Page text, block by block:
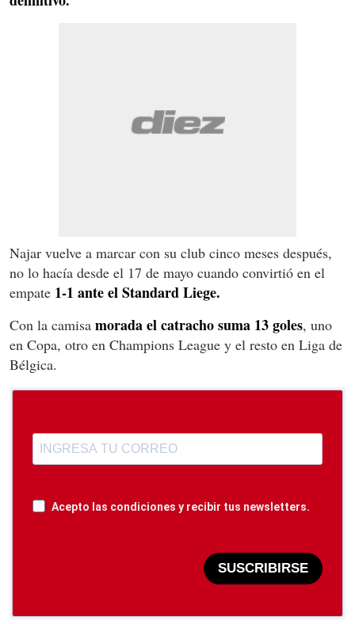
Najar vuelve a marcar con su club cinco meses después,
no lo hacía desde el 17 de mayo cuando convirtió en el
empate 1-1 ante el Standard Liege.
Con la camisa morada el catracho suma 13 goles, uno
en Copa, otro en Champions League y el resto en Liga de
Bélgica.
Acepto las condiciones y recibir tus newsletters.
SUSCRIBIRSE